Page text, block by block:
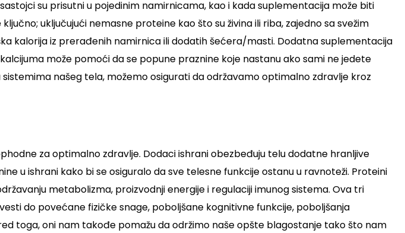
su prisutni u pojedinim namirnicama, kao i kada suplementacija može biti
uključujući nemasne proteine kao što su živina ili riba, zajedno sa svežim
kalorija iz prerađenih namirnica ili dodatih šećera/masti. Dodatna suplementacija
može pomoći da se popune praznine koje nastanu ako sami ne jedete
našeg tela, možemo osigurati da održavamo optimalno zdravlje kroz
za optimalno zdravlje. Dodaci ishrani obezbeđuju telu dodatne hranljive
u ishrani kako bi se osiguralo da sve telesne funkcije ostanu u ravnoteži. Proteini
metabolizma, proizvodnji energije i regulaciji imunog sistema. Ova tri
do povećane fizičke snage, poboljšane kognitivne funkcije, poboljšanja
toga, oni nam takođe pomažu da održimo naše opšte blagostanje tako što nam